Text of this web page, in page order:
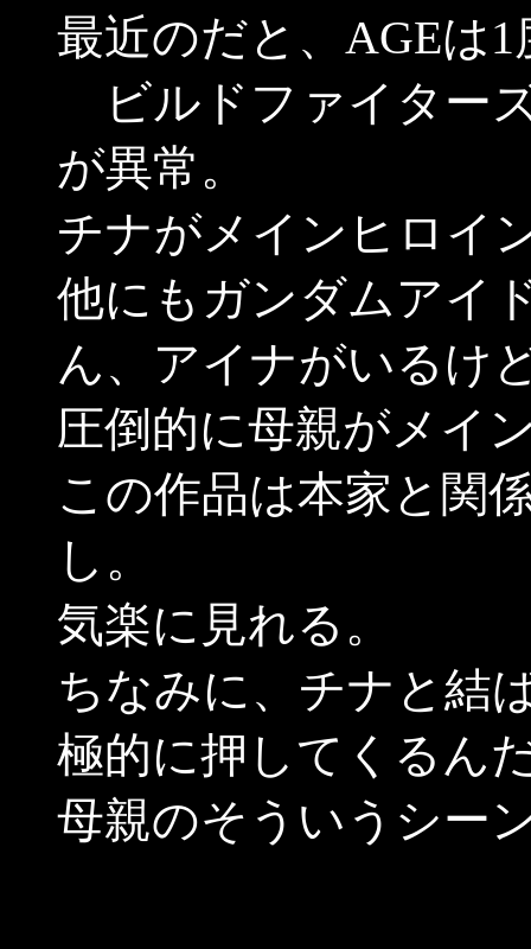
最近のだと、AGEは
ビルドファイター
が異常。
チナがメインヒロイ
他にもガンダムアイ
ん、アイナがいるけ
圧倒的に母親がメイ
この作品は本家と関
し。
気楽に見れる。
ちなみに、チナと結
極的に押してくるん
母親のそういうシー